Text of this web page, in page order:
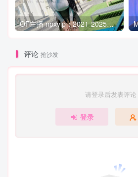
OF主播 npxvip：2021-2025大合集 截止至 2025.6.9
评论 抢沙发
请登录后发表评论
登录